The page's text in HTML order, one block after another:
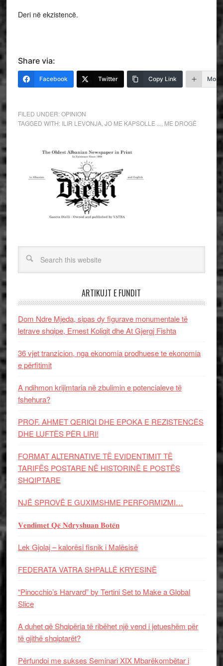
Deri në ekzistencë.
Share via:
Facebook Twitter Copy Link More
FILED UNDER:OPINION
TAGGED WITH: ILIR LEVONJA, JO ME KAPSOLLE ... ME DROGË
ARTIKUJT E FUNDIT
Dom Ndre Mjeda, sipas dy figurave monumentale të
letrave shqipe, Ernest Koliqit dhe At Gjergj Fishta
36 vjet tranzicion, nga ekonomia prodhuese te ekonomia
e përfitimit
A ndihmon krijimtaria në zbulimin e potencialeve të
fshehura?
PROF. AHMET QERIQI DHE EPOKA E REZISTENCЁS
DHE LUFTЁS PЁR LIRI!
FORMAT ALTERNATIVE TË EVIDENTIMIT TË
TARIFËS POSTARE NË HISTORINË E POSTËS
SHQIPTARE
NJË SPROVË E GUXIMSHME PERFORMIZMI…
𝐕𝐞𝐧𝐝𝐢𝐦𝐞𝐭 𝐐𝐞̈ 𝐍𝐝𝐫𝐲𝐬𝐡𝐮𝐚𝐧 𝐁𝐨𝐭𝐞̈𝐧
Lek Gjolaj – kalorësi fisnik i Malësisë
FEDERATA VATRA SHPALLË KRYESINË
“Pinocchio’s Harvard” by Tertini Set to Make a Global
Slice
A duhet që Shqipëria të ribëhet një vend i jetueshëm për
të gjithë shqiptarët?
Përfundoi me sukses Seminari XIX Mbarëkombëtar i